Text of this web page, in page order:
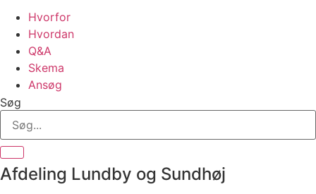
Hvorfor
Hvordan
Q&A
Skema
Ansøg
Søg
Afdeling Lundby og Sundhøj